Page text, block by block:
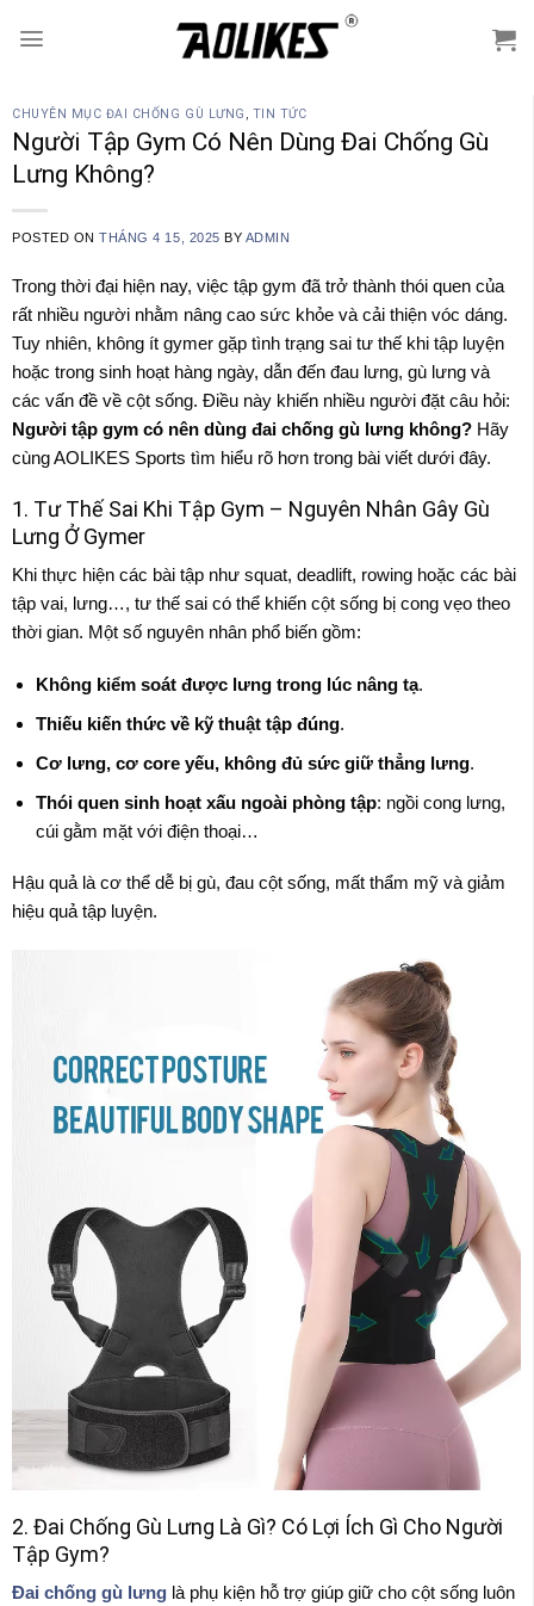
CHUYÊN MỤC ĐAI CHỐNG GÙ LƯNG , TIN TỨC
Người Tập Gym Có Nên Dùng Đai Chống Gù
Lưng Không?
POSTED ONTHÁNG 4 15, 2025 BY ADMIN
Trong thời đại hiện nay, việc tập gym đã trở thành thói quen của
rất nhiều người nhằm nâng cao sức khỏe và cải thiện vóc dáng.
Tuy nhiên, không ít gymer gặp tình trạng sai tư thế khi tập luyện
hoặc trong sinh hoạt hàng ngày, dẫn đến đau lưng, gù lưng và
các vấn đề về cột sống. Điều này khiến nhiều người đặt câu hỏi:
Người tập gym có nên dùng đai chống gù lưng không? Hãy
cùng AOLIKES Sports tìm hiểu rõ hơn trong bài viết dưới đây.
1. Tư Thế Sai Khi Tập Gym – Nguyên Nhân Gây Gù
Lưng Ở Gymer
Khi thực hiện các bài tập như squat, deadlift, rowing hoặc các bài
tập vai, lưng…, tư thế sai có thể khiến cột sống bị cong vẹo theo
thời gian. Một số nguyên nhân phổ biến gồm:
Không kiểm soát được lưng trong lúc nâng tạ.
Thiếu kiến thức về kỹ thuật tập đúng.
Cơ lưng, cơ core yếu, không đủ sức giữ thẳng lưng.
Thói quen sinh hoạt xấu ngoài phòng tập: ngồi cong lưng,
cúi gằm mặt với điện thoại…
Hậu quả là cơ thể dễ bị gù, đau cột sống, mất thẩm mỹ và giảm
hiệu quả tập luyện.
2. Đai Chống Gù Lưng Là Gì? Có Lợi Ích Gì Cho Người
Tập Gym?
Đai chống gù lưng là phụ kiện hỗ trợ giúp giữ cho cột sống luôn